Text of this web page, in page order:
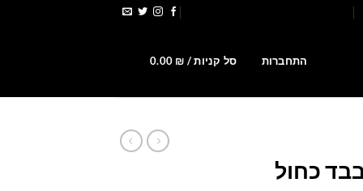
התחברות סל קניות / 0.00 ₪
כחול